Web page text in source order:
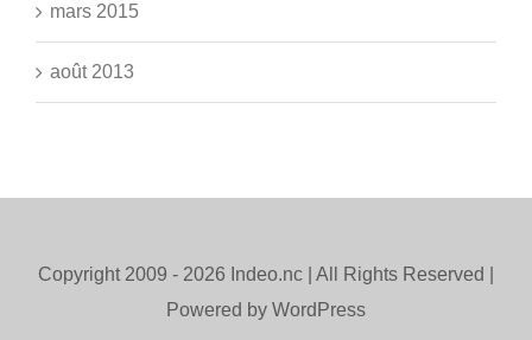
mars 2015
août 2013
Copyright 2009 - 2026 Indeo.nc | All Rights Reserved |
Powered by WordPress